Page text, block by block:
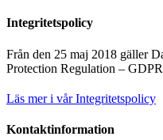
Integritetspolicy
Från den 25 maj 2018 gäller
Protection Regulation –
Läs mer i vår Integritetspolicy
Kontaktinformation